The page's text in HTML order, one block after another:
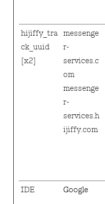
hijiffy_tra
ck_uuid
[x2]
messenge
r-
services.c
om
messenge
r-
services.h
ijiffy.com
IDE Google